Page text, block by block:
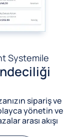
Systemile
sipariş ve
yönetin ve
arası akışı